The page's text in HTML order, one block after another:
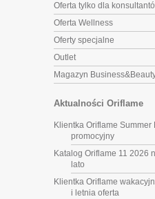
Oferta tylko dla
Oferta Wellness
Oferty specjalne
Outlet
Magazyn
Aktualności Oriflame
Klientka Oriflame
promocyjny
Katalog Oriflame 11 2026
lato
Klientka Oriflame
i letnia oferta